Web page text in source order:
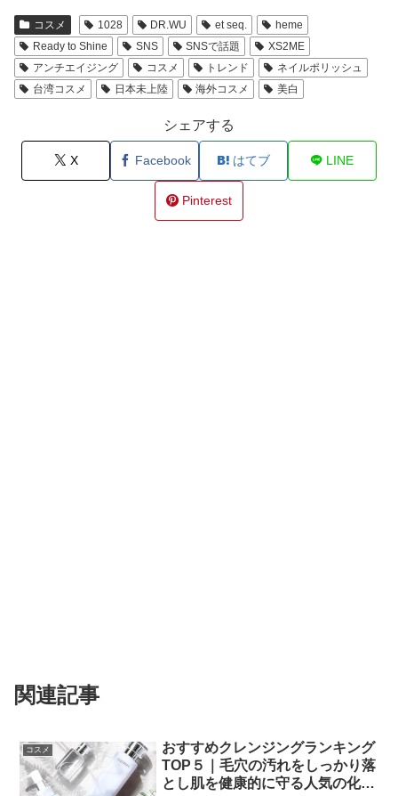
コスメ 1028 DR.WU et seq.
heme
Ready to Shine
SNS SNSで話題
XS2ME
アンチエイジング
コスメ トレンド
ネイルポリッシュ
台湾コスメ
日本未上陸 海外コスメ 美白
シェアする
X Facebook はてブ LINE
Pinterest
関連記事
コスメ
おすすめクレンジングランキング
TOP５｜毛穴の汚れをしっかり落
とし肌を健康的に守る人気の化粧